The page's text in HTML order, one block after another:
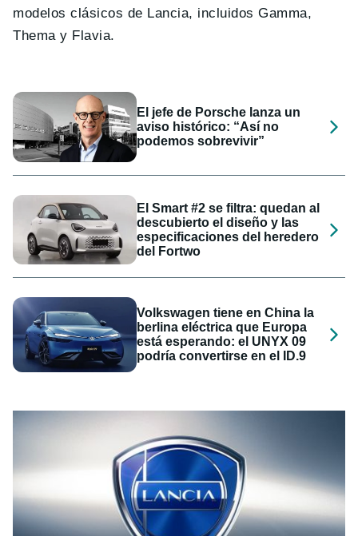
modelos clásicos de Lancia, incluidos Gamma,
Thema y Flavia.
El jefe de Porsche lanza un
aviso histórico: “Así no
podemos sobrevivir”
El Smart #2 se filtra: quedan al
descubierto el diseño y las
especificaciones del heredero
del Fortwo
Volkswagen tiene en China la
berlina eléctrica que Europa
está esperando: el UNYX 09
podría convertirse en el ID.9